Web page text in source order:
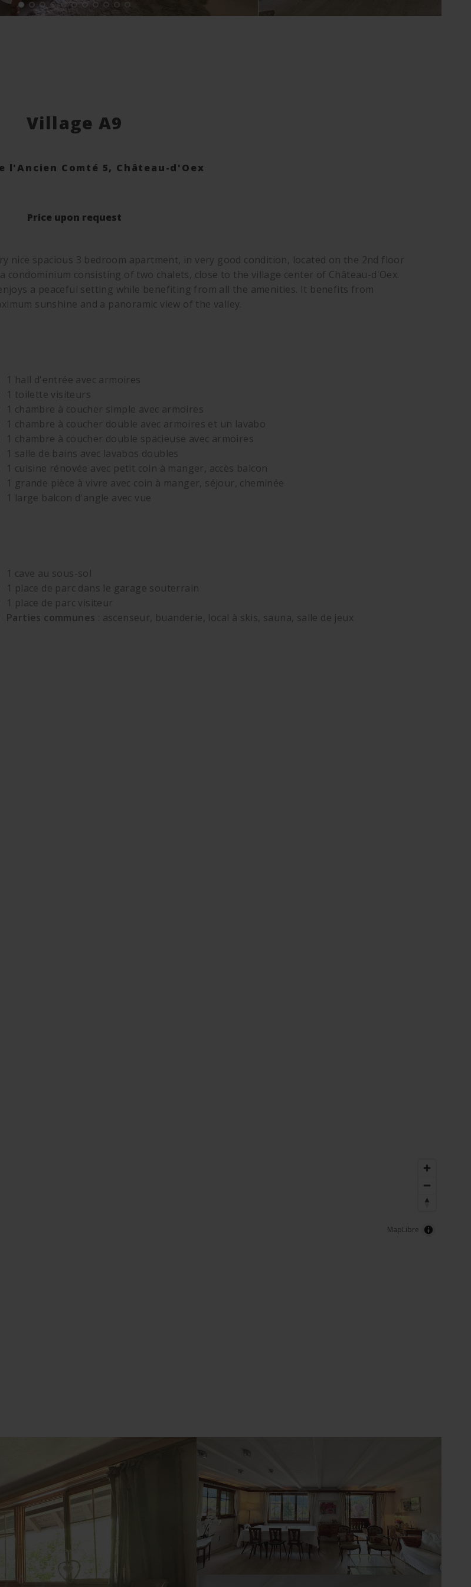
Village A9
l'Ancien Comté 5, Château-d'Oex
Price upon request
nice spacious 3 bedroom apartment, in very good condition, located on the 2nd floor
condominium consisting of two chalets, close to the village center of Château-d'Oex.
a peaceful setting while benefiting from all the amenities. It benefits from
sunshine and a panoramic view of the valley.
1 hall d'entrée avec armoires
1 toilette visiteurs
1 chambre à coucher simple avec armoires
1 chambre à coucher double avec armoires et un lavabo
1 chambre à coucher double spacieuse avec armoires
1 salle de bains avec lavabos doubles
1 cuisine rénovée avec petit coin à manger, accès balcon
1 grande pièce à vivre avec coin à manger, séjour, cheminée
1 large balcon d'angle avec vue
1 cave au sous-sol
1 place de parc dans le garage souterrain
1 place de parc visiteur
Parties communes : ascenseur, buanderie, local à skis, sauna, salle de jeux
MapLibre